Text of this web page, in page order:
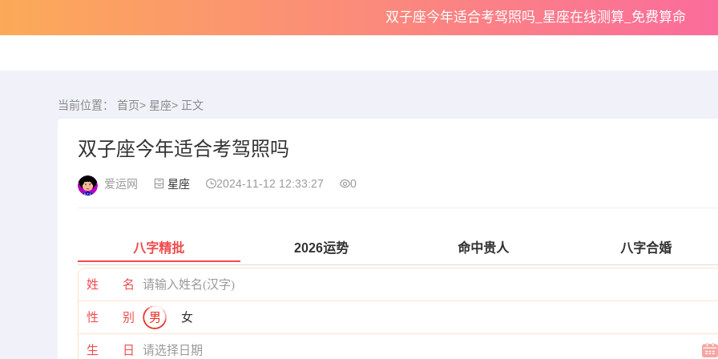
双子座今年适合考驾照吗_星座在线测算_免费算命
当前位置： 首页> 星座> 正文
双子座今年适合考驾照吗
爱运网 星座 2024-11-12 12:33:27 0
八字精批 2026运势 命中贵人 八字合婚
姓 名
性 别 男 女
生 日